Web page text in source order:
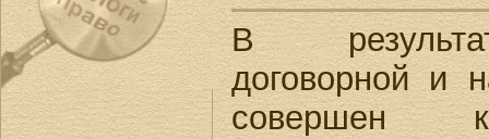
В
договорной и
совершен